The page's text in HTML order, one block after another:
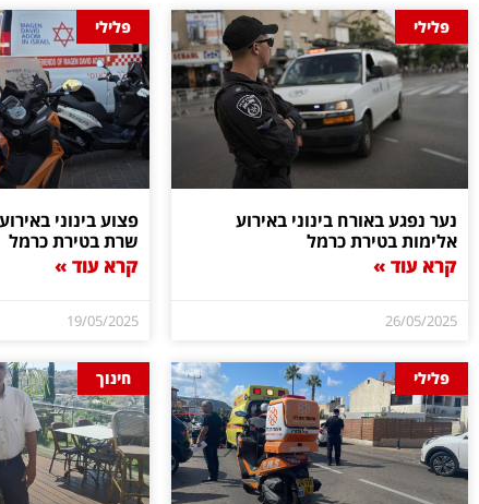
פלילי
נער נפגע באורח בינוני באירוע
אלימות בטירת כרמל
קרא עוד »
26/05/2025
פלילי
פצוע בינוני
שרת בטירת כרמל
קרא עוד »
19/05/2025
פלילי חינוך